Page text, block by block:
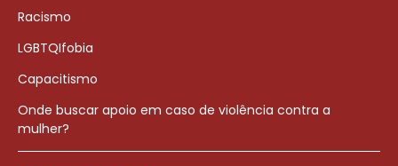
Racismo
LGBTQIfobia
Capacitismo
Onde buscar apoio em caso de violência contra a
mulher?